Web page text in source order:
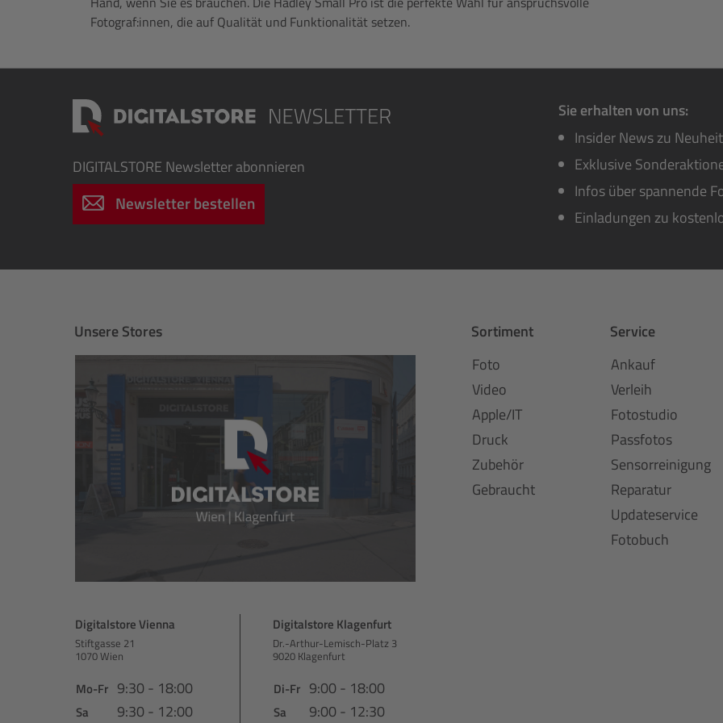
Fotograf:innen, die auf Qualität und Funktionalität setzen.
DIGITALSTORE Newsletter abonnieren
Newsletter bestellen
Sie erhalten von uns:
Insider News zu
Exklusive
Infos über spannende
Einladungen zu
Unsere Stores
Digitalstore Vienna
Stiftgasse 21
1070 Wien
Mo-Fr 9:30 - 18:00
Sa 9:30 - 12:00
Digitalstore Klagenfurt
Dr.-Arthur-Lemisch-Platz 3
9020 Klagenfurt
Di-Fr 9:00 - 18:00
Sa 9:00 - 12:30
Sortiment
Foto
Video
Apple/IT
Druck
Zubehör
Gebraucht
Service
Ankauf
Verleih
Fotostudio
Passfotos
Sensorreinigung
Reparatur
Updateservice
Fotobuch